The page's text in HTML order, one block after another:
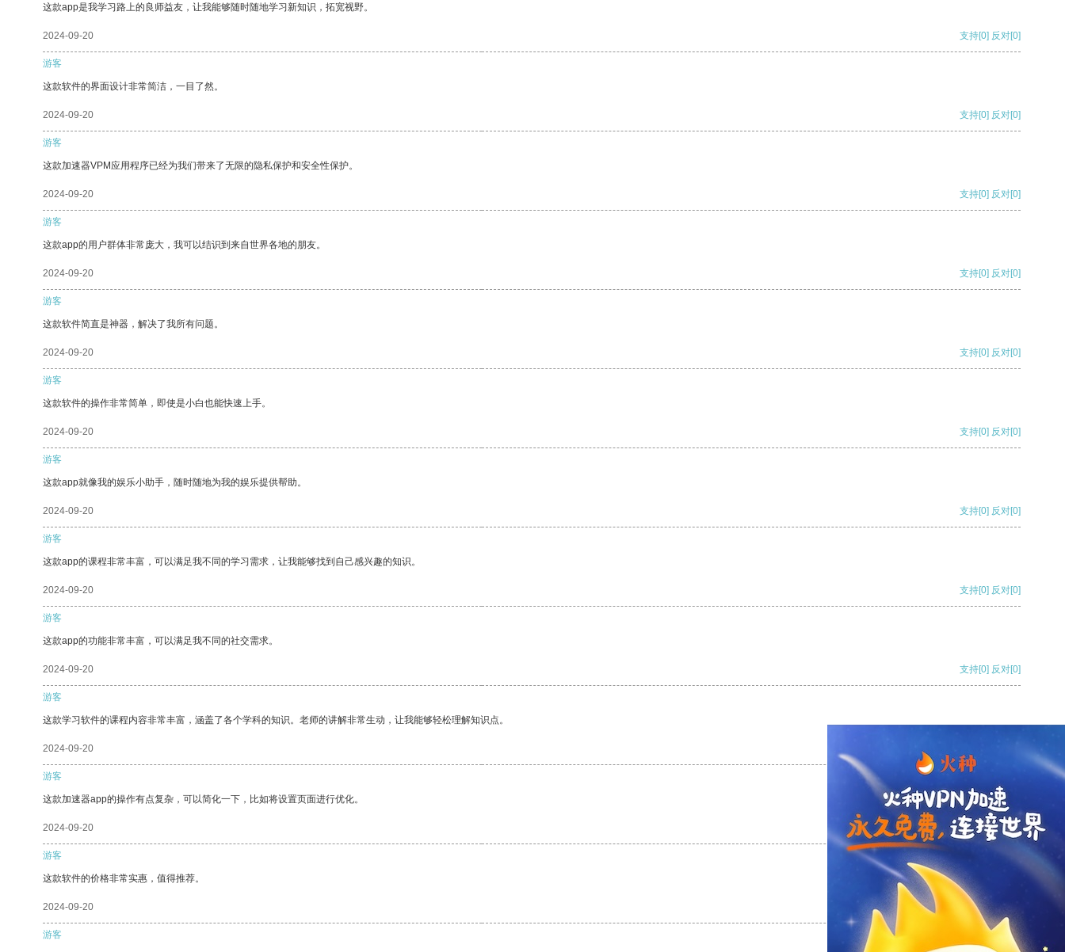
这款app是我学习路上的良师益友，让我能够随时随地学习新知识，拓宽视野。
2024-09-20 支持[0] 反对[0]
游客
这款软件的界面设计非常简洁，一目了然。
2024-09-20 支持[0] 反对[0]
游客
这款加速器VPM应用程序已经为我们带来了无限的隐私保护和安全性保护。
2024-09-20 支持[0] 反对[0]
游客
这款app的用户群体非常庞大，我可以结识到来自世界各地的朋友。
2024-09-20 支持[0] 反对[0]
游客
这款软件简直是神器，解决了我所有问题。
2024-09-20 支持[0] 反对[0]
游客
这款软件的操作非常简单，即使是小白也能快速上手。
2024-09-20 支持[0] 反对[0]
游客
这款app就像我的娱乐小助手，随时随地为我的娱乐提供帮助。
2024-09-20 支持[0] 反对[0]
游客
这款app的课程非常丰富，可以满足我不同的学习需求，让我能够找到自己感兴趣的知识。
2024-09-20 支持[0] 反对[0]
游客
这款app的功能非常丰富，可以满足我不同的社交需求。
2024-09-20 支持[0] 反对[0]
游客
这款学习软件的课程内容非常丰富，涵盖了各个学科的知识。老师的讲解非常生动，让我能够轻松理解知识点。
2024-09-20
游客
这款加速器app的操作有点复杂，可以简化一下，比如将设置页面进行优化。
2024-09-20 支持 [0] 反对[0]
游客
这款软件的价格非常实惠，值得推荐。
2024-09-20 支持[0] 反对
游客